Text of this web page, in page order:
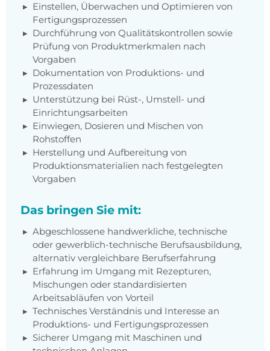
Einstellen, Überwachen und Optimieren von
Fertigungsprozessen
Durchführung von Qualitätskontrollen sowie
Prüfung von Produktmerkmalen nach
Vorgaben
Dokumentation von Produktions- und
Prozessdaten
Unterstützung bei Rüst-, Umstell- und
Einrichtungsarbeiten
Einwiegen, Dosieren und Mischen von
Rohstoffen
Herstellung und Aufbereitung von
Produktionsmaterialien nach festgelegten
Vorgaben
Das bringen Sie mit:
Abgeschlossene handwerkliche, technische
oder gewerblich-technische Berufsausbildung,
alternativ vergleichbare Berufserfahrung
Erfahrung im Umgang mit Rezepturen,
Mischungen oder standardisierten
Arbeitsabläufen von Vorteil
Technisches Verständnis und Interesse an
Produktions- und Fertigungsprozessen
Sicherer Umgang mit Maschinen und